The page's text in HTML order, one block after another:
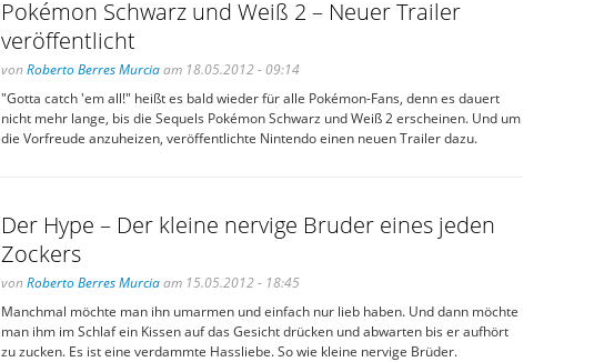
Pokémon Schwarz und Weiß 2 – Neuer Trailer
veröffentlicht
von Roberto Berres Murciaam 18.05.2012 - 09:14
"Gotta catch 'em all!" heißt es bald wieder für alle Pokémon-Fans, denn es dauert
nicht mehr lange, bis die Sequels Pokémon Schwarz und Weiß 2 erscheinen. Und um
die Vorfreude anzuheizen, veröffentlichte Nintendo einen neuen Trailer dazu.
Der Hype – Der kleine nervige Bruder eines jeden
Zockers
von Roberto Berres Murciaam 15.05.2012 - 18:45
Manchmal möchte man ihn umarmen und einfach nur lieb haben. Und dann möchte
man ihm im Schlaf ein Kissen auf das Gesicht drücken und abwarten bis er aufhört
zu zucken. Es ist eine verdammte Hassliebe. So wie kleine nervige Brüder.